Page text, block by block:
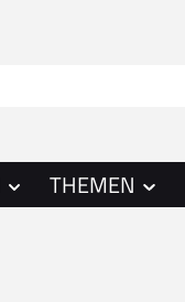
THEMEN